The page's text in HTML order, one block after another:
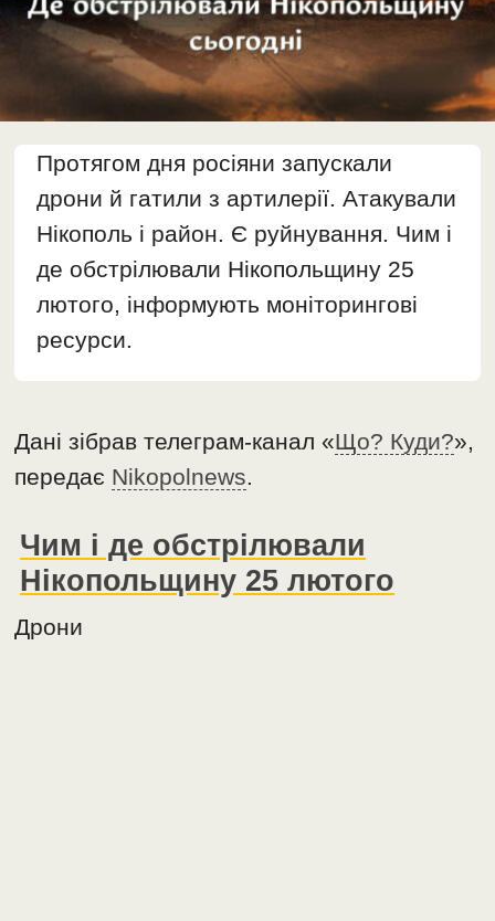
Протягом дня росіяни запускали
дрони й гатили з артилерії. Атакували
Нікополь і район. Є руйнування. Чим і
де обстрілювали Нікопольщину 25
лютого, інформують моніторингові
ресурси.
Дані зібрав телеграм-канал «Що? Куди?»,
передає Nikopolnews.
Чим і де обстрілювали
Нікопольщину 25 лютого
Дрони